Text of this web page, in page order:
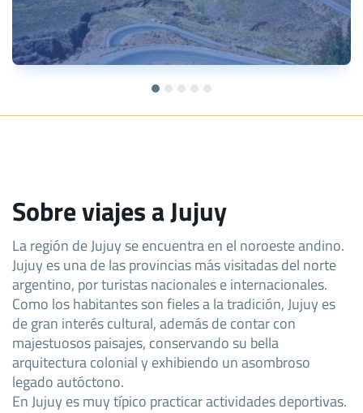
Sobre viajes a Jujuy
La región de Jujuy se encuentra en el noroeste andino.
Jujuy es una de las provincias más visitadas del norte
argentino, por turistas nacionales e internacionales.
Como los habitantes son fieles a la tradición, Jujuy es
de gran interés cultural, además de contar con
majestuosos paisajes, conservando su bella
arquitectura colonial y exhibiendo un asombroso
legado autóctono.
En Jujuy es muy típico practicar actividades deportivas.